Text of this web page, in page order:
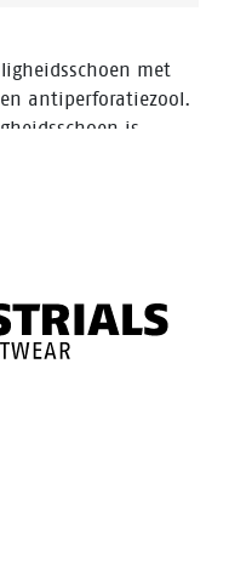
met
antiperforatiezool.
is
met Bata Cool
houdt de voeten fris